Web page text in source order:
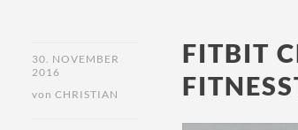
30. NOVEMBER
2016
von CHRISTIAN
FITBIT